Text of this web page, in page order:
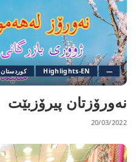
—
Highlights-EN کوردستان
نەورۆزتان پیرۆزبێت
20/03/2022